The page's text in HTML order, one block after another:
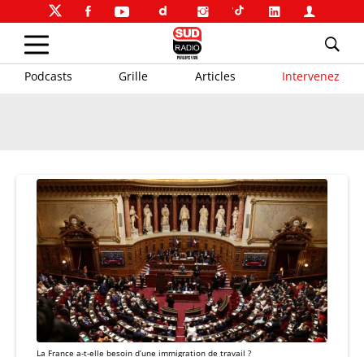
Podcasts Grille Articles Intervenez
La France a-t-elle besoin d’une immigration de travail ?